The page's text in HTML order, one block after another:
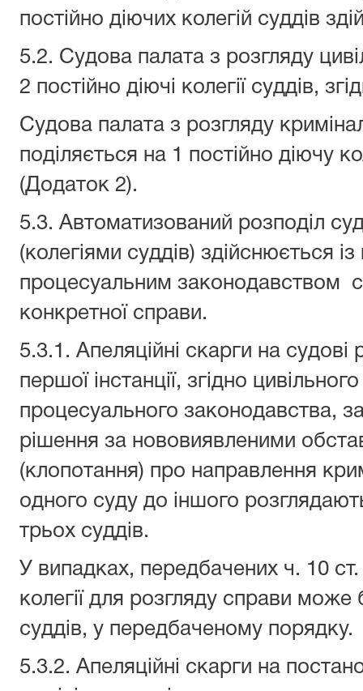
постійно діючих колегій суддів
5.2. Судова палата з розгляду
2 постійно діючі колегії суддів,
Судова палата з розгляду
поділяється на 1 постійно діючу
(Додаток 2).
5.3. Автоматизований розподіл
(колегіями суддів) здійснюється
процесуальним законодавством
конкретної справи.
5.3.1. Апеляційні скарги на судові
першої інстанції, згідно
процесуального законодавства,
рішення за нововиявленими
(клопотання) про направлення
одного суду до іншого
трьох суддів.
У випадках, передбачених ч. 10
колегії для розгляду справи може
суддів, у передбаченому порядку.
5.3.2. Апеляційні скарги на